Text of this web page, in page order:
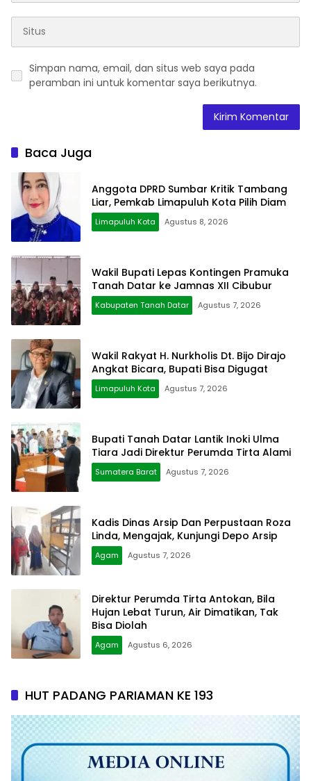
Simpan nama, email, dan situs web saya pada
peramban ini untuk komentar saya berikutnya.
Baca Juga
Anggota DPRD Sumbar Kritik Tambang
Liar, Pemkab Limapuluh Kota Pilih Diam
Limapuluh Kota Agustus 8, 2026
Wakil Bupati Lepas Kontingen Pramuka
Tanah Datar ke Jamnas XII Cibubur
Kabupaten Tanah Datar Agustus 7, 2026
Wakil Rakyat H. Nurkholis Dt. Bijo Dirajo
Angkat Bicara, Bupati Bisa Digugat
Limapuluh Kota Agustus 7, 2026
Bupati Tanah Datar Lantik Inoki Ulma
Tiara Jadi Direktur Perumda Tirta Alami
Sumatera Barat Agustus 7, 2026
Kadis Dinas Arsip Dan Perpustaan Roza
Linda, Mengajak, Kunjungi Depo Arsip
Agam Agustus 7, 2026
Direktur Perumda Tirta Antokan, Bila
Hujan Lebat Turun, Air Dimatikan, Tak
Bisa Diolah
Agam Agustus 6, 2026
HUT PADANG PARIAMAN KE 193